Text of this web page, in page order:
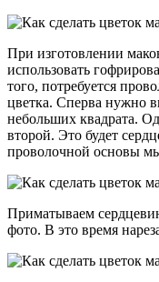
При изготовлении
использовать
того, потребуется
цветка. Сперва нужно
небольших квадрата.
второй. Это будет
проволочной основы мы
Приматываем
фото. В это время